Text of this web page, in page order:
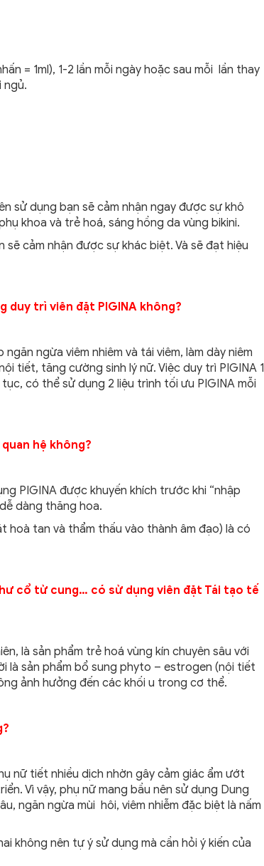
= 1ml), 1-2 lần mỗi ngày hoặc sau mỗi lần thay
ngủ.
sử dụng bạn sẽ cảm nhận ngay được sự khô
khoa và trẻ hoá, sáng hồng da vùng bikini.
sẽ cảm nhận được sự khác biệt. Và sẽ đạt hiệu
duy trì viên đặt PIGINA không?
ngừa viêm nhiêm và tái viêm, làm dày niêm
tiết, tăng cường sinh lý nữ. Việc duy trì PIGINA 1
có thể sử dụng 2 liệu trình tối ưu PIGINA mỗi
hệ không?
PIGINA được khuyến khích trước khi “nhập
dàng thăng hoa.
hoà tan và thẩm thấu vào thành âm đạo) là có
cổ tử cung… có sử dụng viên đặt Tái tạo tế
là sản phẩm trẻ hoá vùng kín chuyên sâu với
là sản phẩm bổ sung phyto – estrogen (nội tiết
ảnh hưởng đến các khối u trong cơ thể.
nữ tiết nhiều dịch nhờn gây cảm giác ẩm ướt
Vì vậy, phụ nữ mang bầu nên sử dụng Dung
ngăn ngừa mùi hôi, viêm nhiễm đặc biệt là nấm
không nên tự ý sử dụng mà cần hỏi ý kiến của